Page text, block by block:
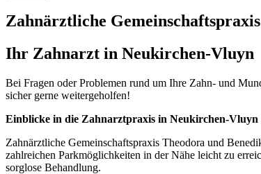
Zahnärztliche
Ihr Zahnarzt in Neukirchen-Vluyn
Bei Fragen oder Problemen rund um Ihre Zahn- und
sicher gerne weitergeholfen!
Einblicke in die Zahnarztpraxis in Neukirchen-Vluyn
Zahnärztliche Gemeinschaftspraxis Theodora und
zahlreichen Parkmöglichkeiten in der Nähe leicht zu
sorglose Behandlung.